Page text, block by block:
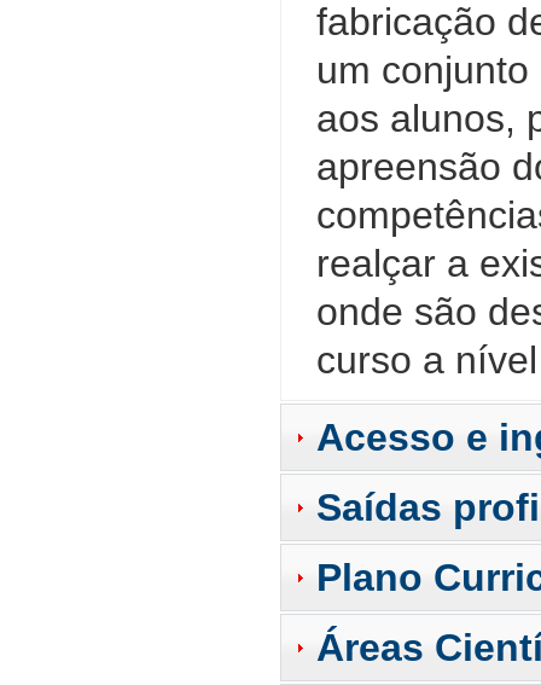
fabricação
um
aos alunos,
apreensão
realçar a
onde são
curso a
Acesso e
Saídas
Plano
Áreas